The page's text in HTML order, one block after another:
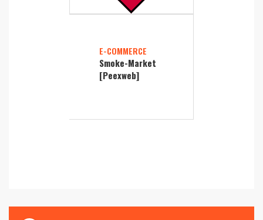
E-COMMERCE
Smoke-Market
[Peexweb]